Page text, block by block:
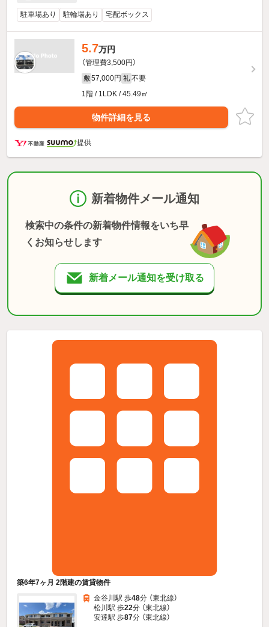
駐車場あり 駐輪場あり 宅配ボックス
5.7万円
（管理費3,500円）
敷 57,000円 礼 不要
1階 / 1LDK / 45.49㎡
物件詳細を見る
提供
新着物件メール通知
検索中の条件の新着物件情報をいち早
くお知らせします
新着メール通知を受け取る
築6年7ヶ月 2階建の賃貸物件
金谷川駅 歩48分 （東北線）
松川駅 歩22分 （東北線）
安達駅 歩87分 （東北線）